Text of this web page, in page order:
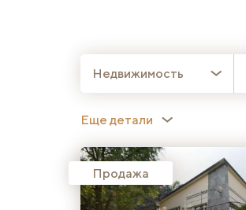
Недвижимость
Еще детали
Продажа